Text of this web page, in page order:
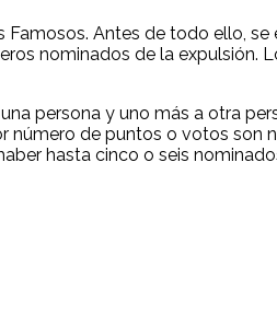
Antes de todo ello,
nominados de la
persona y uno más a otra
de puntos o votos son
hasta cinco o seis